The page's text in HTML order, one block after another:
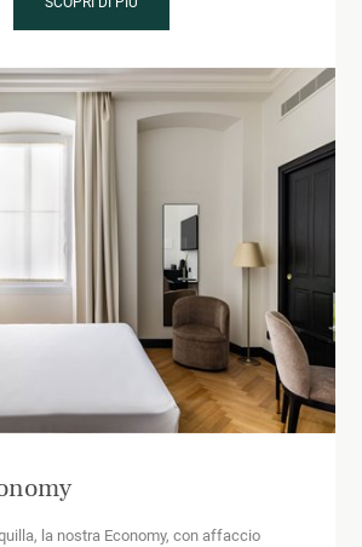
la nostra Economy, con affaccio